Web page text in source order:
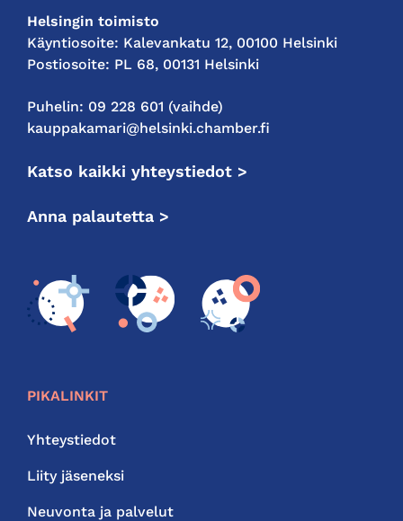
Helsingin toimisto
Käyntiosoite: Kalevankatu 12, 00100 Helsinki
Postiosoite: PL 68, 00131 Helsinki
Puhelin: 09 228 601 (vaihde)
kauppakamari@helsinki.chamber.fi
Katso kaikki yhteystiedot >
Anna palautetta >
PIKALINKIT
Yhteystiedot
Liity jäseneksi
Neuvonta ja palvelut